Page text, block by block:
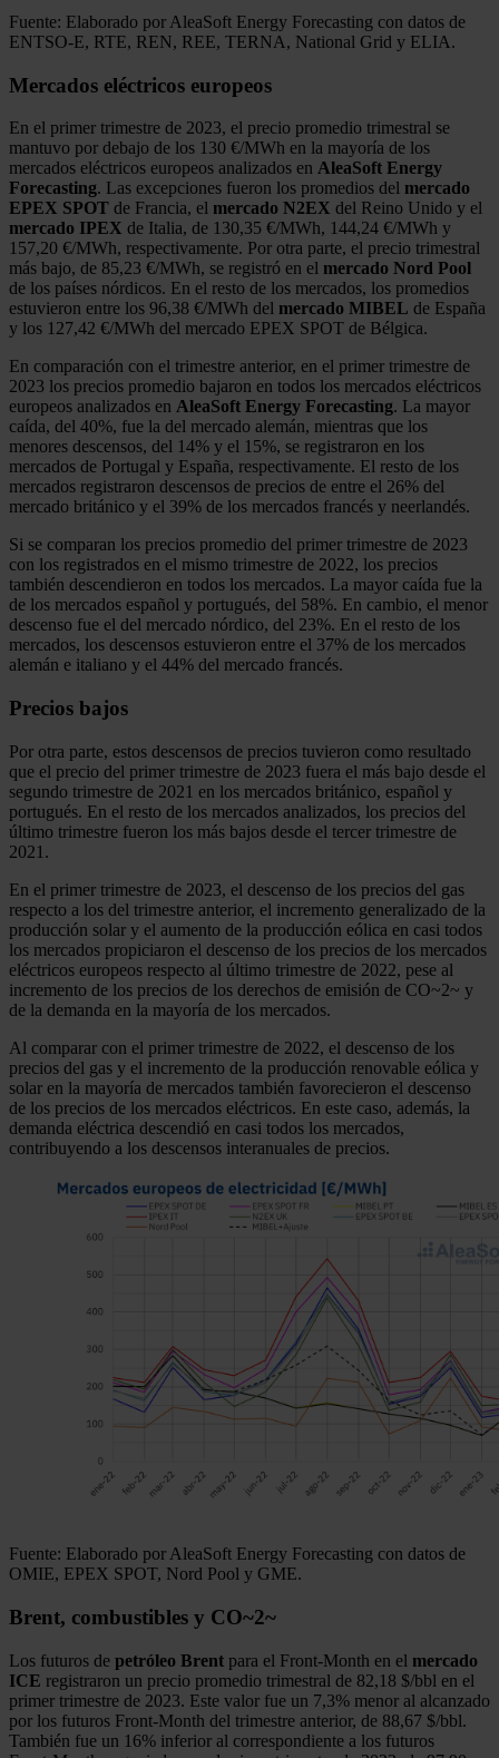
Fuente: Elaborado por AleaSoft Energy Forecasting con datos de
ENTSO-E, RTE, REN, REE, TERNA, National Grid y ELIA.
Mercados eléctricos europeos
En el primer trimestre de 2023, el precio promedio trimestral se
mantuvo por debajo de los 130 €/MWh en la mayoría de los
mercados eléctricos europeos analizados en AleaSoft Energy
Forecasting. Las excepciones fueron los promedios del mercado
EPEX SPOT de Francia, el mercado N2EX del Reino Unido y el
mercado IPEX de Italia, de 130,35 €/MWh, 144,24 €/MWh y
157,20 €/MWh, respectivamente. Por otra parte, el precio trimestral
más bajo, de 85,23 €/MWh, se registró en el mercado Nord Pool
de los países nórdicos. En el resto de los mercados, los promedios
estuvieron entre los 96,38 €/MWh del mercado MIBEL de España
y los 127,42 €/MWh del mercado EPEX SPOT de Bélgica.
En comparación con el trimestre anterior, en el primer trimestre de
2023 los precios promedio bajaron en todos los mercados eléctricos
europeos analizados en AleaSoft Energy Forecasting. La mayor
caída, del 40%, fue la del mercado alemán, mientras que los
menores descensos, del 14% y el 15%, se registraron en los
mercados de Portugal y España, respectivamente. El resto de los
mercados registraron descensos de precios de entre el 26% del
mercado británico y el 39% de los mercados francés y neerlandés.
Si se comparan los precios promedio del primer trimestre de 2023
con los registrados en el mismo trimestre de 2022, los precios
también descendieron en todos los mercados. La mayor caída fue la
de los mercados español y portugués, del 58%. En cambio, el menor
descenso fue el del mercado nórdico, del 23%. En el resto de los
mercados, los descensos estuvieron entre el 37% de los mercados
alemán e italiano y el 44% del mercado francés.
Precios bajos
Por otra parte, estos descensos de precios tuvieron como resultado
que el precio del primer trimestre de 2023 fuera el más bajo desde el
segundo trimestre de 2021 en los mercados británico, español y
portugués. En el resto de los mercados analizados, los precios del
último trimestre fueron los más bajos desde el tercer trimestre de
2021.
En el primer trimestre de 2023, el descenso de los precios del gas
respecto a los del trimestre anterior, el incremento generalizado de la
producción solar y el aumento de la producción eólica en casi todos
los mercados propiciaron el descenso de los precios de los mercados
eléctricos europeos respecto al último trimestre de 2022, pese al
incremento de los precios de los derechos de emisión de CO~2~ y
de la demanda en la mayoría de los mercados.
Al comparar con el primer trimestre de 2022, el descenso de los
precios del gas y el incremento de la producción renovable eólica y
solar en la mayoría de mercados también favorecieron el descenso
de los precios de los mercados eléctricos. En este caso, además, la
demanda eléctrica descendió en casi todos los mercados,
contribuyendo a los descensos interanuales de precios.
Fuente: Elaborado por AleaSoft Energy Forecasting con datos de
OMIE, EPEX SPOT, Nord Pool y GME.
Brent, combustibles y CO~2~
Los futuros de petróleo Brent para el Front‑Month en el mercado
ICE registraron un precio promedio trimestral de 82,18 $/bbl en el
primer trimestre de 2023. Este valor fue un 7,3% menor al alcanzado
por los futuros Front‑Month del trimestre anterior, de 88,67 $/bbl.
También fue un 16% inferior al correspondiente a los futuros